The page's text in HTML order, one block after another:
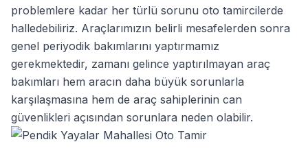
problemlere kadar her türlü sorunu oto tamircilerde
halledebiliriz. Araçlarımızın belirli mesafelerden sonra
genel periyodik bakımlarını yaptırmamız
gerekmektedir, zamanı gelince yaptırılmayan araç
bakımları hem aracın daha büyük sorunlarla
karşılaşmasına hem de araç sahiplerinin can
güvenlikleri açısından sorunlara neden olabilir.